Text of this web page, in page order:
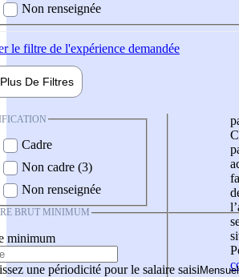
Non renseignée
le filtre de l'expérience demandée
Plus De Filtres
Cadre
Non cadre (3)
Non renseignée
BRUT MINIMUM
minimum
une périodicité pour le salaire saisi